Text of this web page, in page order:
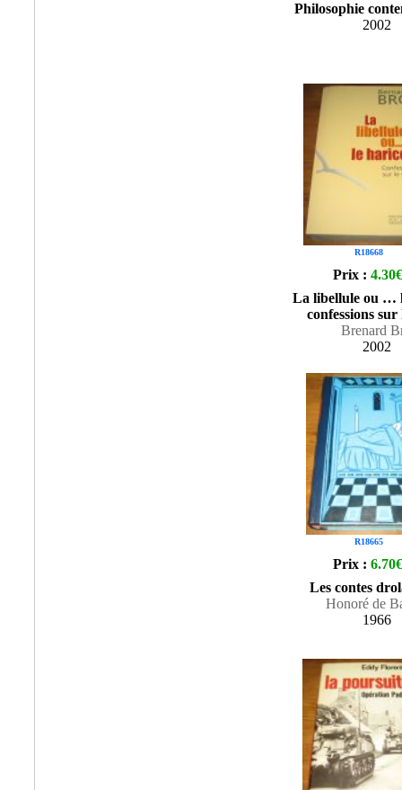
Philosophie
2002
R18668
Prix : 4.30€
La libellule ou …
confessions sur
Brenard
2002
R18665
Prix : 6.70€
Les contes
Honoré de
1966